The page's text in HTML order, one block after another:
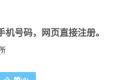
机号码，网页直接注册。